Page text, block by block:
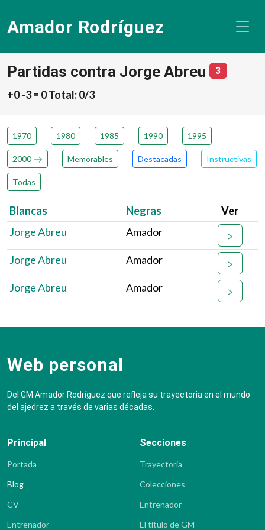
Amador Rodríguez
Partidas contra Jorge Abreu 3número
+0 -3 = 0 Total: 0/3
1970 1980 1985 1990 1995
2000 Memorables Destacadas Instructivas
Todas
Blancas Negras
Ver
Jorge Abreu
Amador
Jorge Abreu Amador
Jorge Abreu Amador
Web personal
Del GM Amador Rodríguez que refleja su trayectoria en el mundo
del ajedrez a través de varias décadas.
Principal
Portada
Blog
CV
Entrenador
Secciones
Trayectoria
Colecciones
Entrenador
El título de GM